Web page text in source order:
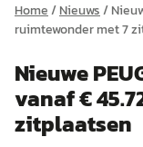
Home/Nieuws/
ruimtewonder met 7
Nieuwe
vanaf €
zitplaatsen